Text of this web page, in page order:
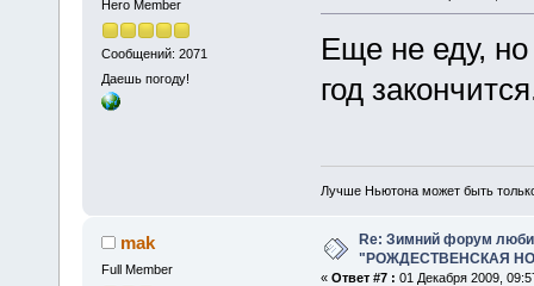
Hero Member
Сообщений: 2071
Даешь погоду!
Еще не еду,
год
Лучше Ньютона может быть
mak
Full Member
Re: Зимний форум
"РОЖДЕСТВЕНСКАЯ
« Ответ #7 : 01 Декабря 2009,